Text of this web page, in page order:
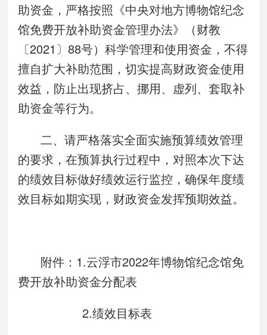
助资金，严格按照《中央对地方博物馆纪念
馆免费开放补助资金管理办法》（财教
〔2021〕88号）科学管理和使用资金，不得
擅自扩大补助范围，切实提高财政资金使用
效益，防止出现挤占、挪用、虚列、套取补
助资金等行为。
二、请严格落实全面实施预算绩效管理
的要求，在预算执行过程中，对照本次下达
的绩效目标做好绩效运行监控，确保年度绩
效目标如期实现，财政资金发挥预期效益。
附件：1.云浮市2022年博物馆纪念馆免
费开放补助资金分配表
2.绩效目标表